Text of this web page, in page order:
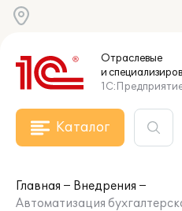
Отраслевые
и
Каталог
Главная
Внедрения
Автоматизация